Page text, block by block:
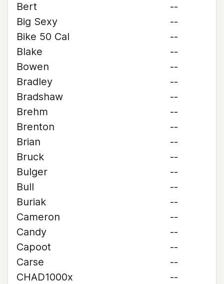
Bert
--
Big Sexy
--
Bike 50 Cal
--
Blake
--
Bowen
--
Bradley
--
Bradshaw
--
Brehm
--
Brenton
--
Brian
--
Bruck
--
Bulger
--
Bull
--
Buriak
--
Cameron
--
Candy
--
Capoot
--
Carse
--
CHAD1000x
--